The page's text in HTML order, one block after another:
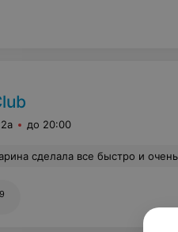
до 20:00
внимательна к выбору цвета, формы!Благодарю!И,спасибо, девушке администратору,которая